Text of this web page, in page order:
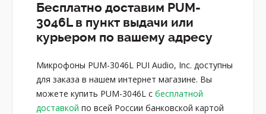
Бесплатно доставим PUM-
3046L в пункт выдачи или
курьером по вашему адресу
Микрофоны PUM-3046L PUI Audio, Inc. доступны
для заказа в нашем интернет магазине. Вы
можете купить PUM-3046L с бесплатной
доставкой по всей России банковской картой